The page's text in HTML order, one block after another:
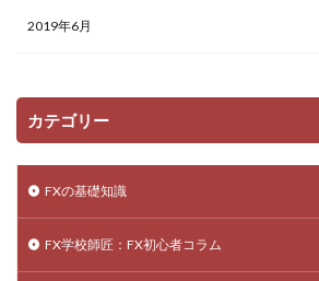
2019年6月
カテゴリー
FXの基礎知識
FX学校師匠：FX初心者コラム